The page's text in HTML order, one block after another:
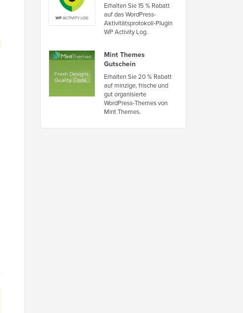
Erhalten Sie 15 % Rabatt
auf das WordPress-
Aktivitätsprotokoll-Plugin
WP Activity Log.
Mint Themes
Gutschein
Erhalten Sie 20 % Rabatt
auf minzige, frische und
gut organisierte
WordPress-Themes von
Mint Themes.